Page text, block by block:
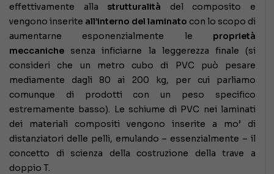
effettivamente alla strutturalità del composito e
vengono inserite all’interno del laminato con lo scopo di
aumentarne esponenzialmente le proprietà
meccaniche senza inficiarne la leggerezza finale (si
consideri che un metro cubo di PVC può pesare
mediamente dagli 80 ai 200 kg, per cui parliamo
comunque di prodotti con un peso specifico
estremamente basso). Le schiume di PVC nei laminati
dei materiali compositi vengono inserite a mo’ di
distanziatori delle pelli, emulando – essenzialmente – il
concetto di scienza della costruzione della trave a
doppio T.